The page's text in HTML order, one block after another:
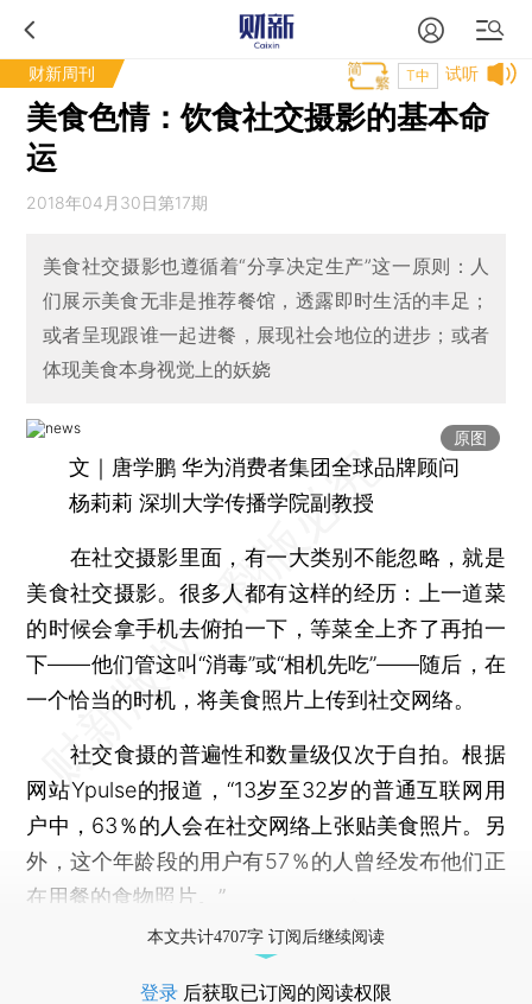
财新周刊 试听
T中
美食色情：饮食社交摄影的基本命
运
2018年04月30日第17期
美食社交摄影也遵循着“分享决定生产”这一原则：人
们展示美食无非是推荐餐馆，透露即时生活的丰足；
或者呈现跟谁一起进餐，展现社会地位的进步；或者
体现美食本身视觉上的妖娆
原图
文｜唐学鹏 华为消费者集团全球品牌顾问
杨莉莉 深圳大学传播学院副教授
在社交摄影里面，有一大类别不能忽略，就是
美食社交摄影。很多人都有这样的经历：上一道菜
的时候会拿手机去俯拍一下，等菜全上齐了再拍一
下——他们管这叫“消毒”或“相机先吃”——随后，在
一个恰当的时机，将美食照片上传到社交网络。
社交食摄的普遍性和数量级仅次于自拍。根据
网站Ypulse的报道，“13岁至32岁的普通互联网用
户中，63％的人会在社交网络上张贴美食照片。另
外，这个年龄段的用户有57％的人曾经发布他们正
在用餐的食物照片。”
本文共计4707字 订阅后继续阅读
登录 后获取已订阅的阅读权限